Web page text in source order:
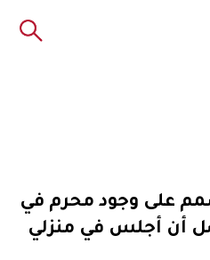
على وجود محرم في
أن أجلس في منزلي